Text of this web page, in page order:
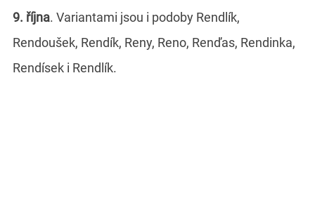
9. října. Variantami jsou i podoby Rendlík,
Rendoušek, Rendík, Reny, Reno, Renďas, Rendinka,
Rendísek i Rendlík.